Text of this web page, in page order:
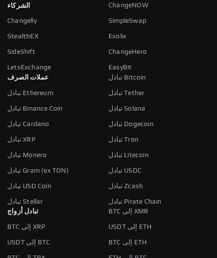
الشركاء
ChangeNOW
Changelly SimpleSwap
StealthEX Exolix
SideShift ChangeHero
LetsExchange
EasyBit
عملات الصرف
تبادل Bitcoin
تبادل Ethereum تبادل Tether
تبادل Binance Coin تبادل Solana
تبادل Cardano تبادل Dogecoin
تبادل XRP تبادل Tron
تبادل Monero تبادل Litecoin
تبادل Gram (ex TON) تبادل USDC
تبادل USD Coin تبادل Zcash
تبادل Stellar
تبادل Pirate Chain
تبادل أزواج
BTC إلى XMR
BTC إلى XRP USDT إلى ETH
USDT إلى BTC BTC إلى ETH